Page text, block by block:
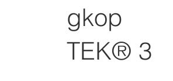
gkop
TEK® 3